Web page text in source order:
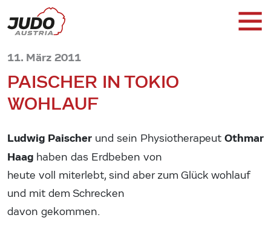
11. März 2011
PAISCHER IN TOKIO
WOHLAUF
Ludwig Paischer und sein Physiotherapeut Othmar
Haag haben das Erdbeben von
heute voll miterlebt, sind aber zum Glück wohlauf
und mit dem Schrecken
davon gekommen.